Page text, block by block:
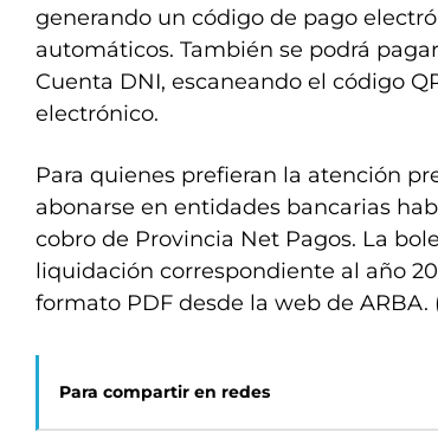
generando un código de pago
automáticos. También se podrá
Cuenta DNI, escaneando el código
electrónico.
Para quienes prefieran la atención
abonarse en entidades bancarias
cobro de Provincia Net Pagos. La
liquidación correspondiente al año
formato PDF desde la web de ARBA.
Para compartir en redes